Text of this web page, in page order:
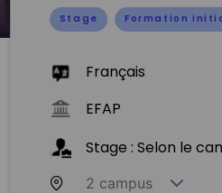
Stage Formation
Français
EFAP
Stage : Selon le
2 campus